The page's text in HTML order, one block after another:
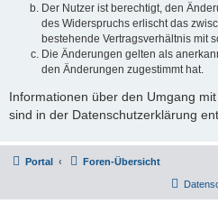
Der Nutzer ist berechtigt, den
des Widerspruchs erlischt das
bestehende Vertragsverhältnis mit
Die Änderungen gelten als
den Änderungen zugestimmt hat.
Informationen über den Umgang
sind in der Datenschutzerklärung
Portal Foren-Übersicht